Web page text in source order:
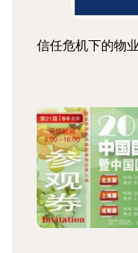
信任危机下的物